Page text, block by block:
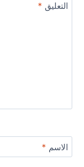
التعليق *
الاسم *